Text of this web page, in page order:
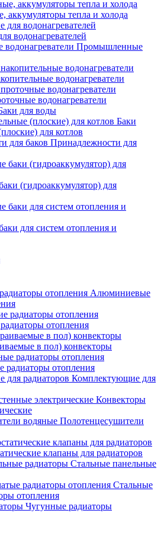
аккумуляторы тепла и холода
водонагревателей
Промышленные
водонагреватели
водонагреватели
для воды
Баки
для котлов
Принадлежности для
(гидроаккумулятор) для
для систем отопления и
Алюминиевые
отопления
в пол) конвекторы
радиаторы отопления
Комплектующие для
Конвекторы
Полотенцесушители
клапаны для радиаторов
Стальные панельные
Стальные
отопления
Чугунные радиаторы